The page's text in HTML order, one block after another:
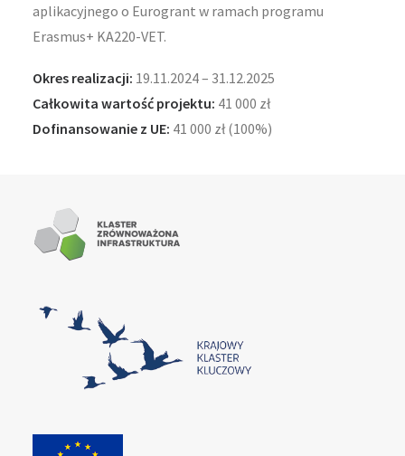
aplikacyjnego o Eurogrant w ramach programu
Erasmus+ KA220-VET.
Okres realizacji: 19.11.2024 – 31.12.2025
Całkowita wartość projektu: 41 000 zł
Dofinansowanie z UE: 41 000 zł (100%)